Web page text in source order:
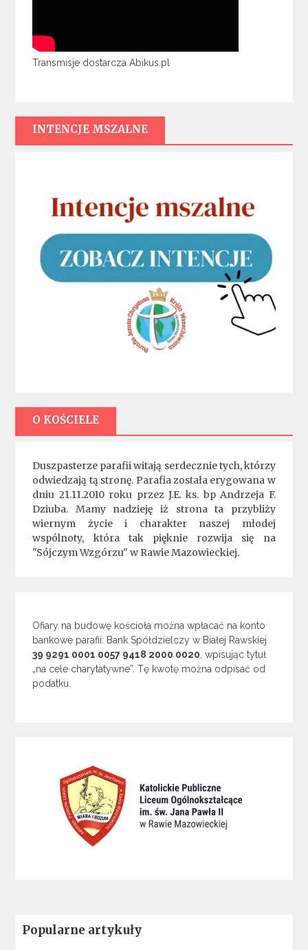
Transmisje dostarcza Abikus.pl
INTENCJE MSZALNE
O KOŚCIELE
Duszpasterze parafii witają serdecznie tych, którzy
odwiedzają tą stronę. Parafia została erygowana w
dniu 21.11.2010 roku przez J.E. ks. bp Andrzeja F.
Dziuba. Mamy nadzieję iż strona ta przybliży
wiernym życie i charakter naszej młodej
wspólnoty, która tak pięknie rozwija się na
"Sójczym Wzgórzu" w Rawie Mazowieckiej.
Ofiary na budowę kościoła można wpłacać na konto
bankowe parafii: Bank Spółdzielczy w Białej Rawskiej
39 9291 0001 0057 9418 2000 0020 , wpisując tytuł
„na cele charytatywne”. Tę kwotę można odpisać od
podatku.
Popularne artykuły